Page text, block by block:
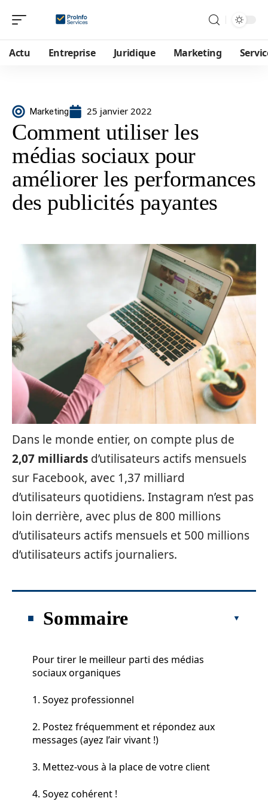
Actu Entreprise Juridique Marketing
Marketing 25 janvier 2022
Comment utiliser les
médias sociaux pour
améliorer les performances
des publicités payantes
Dans le monde entier, on compte plus de
2,07 milliards d’utilisateurs actifs mensuels
sur Facebook, avec 1,37 milliard
d’utilisateurs quotidiens. Instagram n’est pas
loin derrière, avec plus de 800 millions
d’utilisateurs actifs mensuels et 500 millions
d’utilisateurs actifs journaliers.
Sommaire
Pour tirer le meilleur parti des médias
sociaux organiques
1. Soyez professionnel
2. Postez fréquemment et répondez aux
messages (ayez l’air vivant !)
3. Mettez-vous à la place de votre client
4. Soyez cohérent !